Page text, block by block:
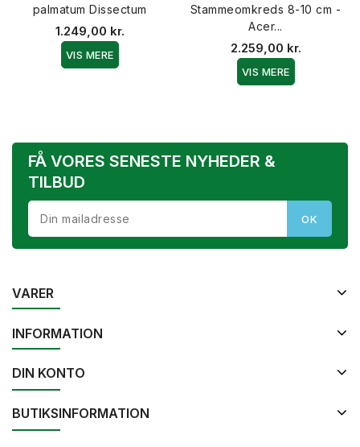
palmatum Dissectum
1.249,00 kr.
VIS MERE
Stammeomkreds 8-10 cm -
Acer...
2.259,00 kr.
VIS MERE
FÅ VORES SENESTE NYHEDER &
TILBUD
VARER
INFORMATION
DIN KONTO
BUTIKSINFORMATION